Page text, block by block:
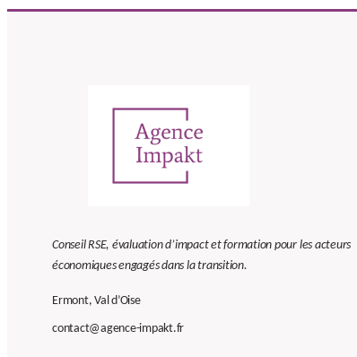
Conseil RSE, évaluation d’impact et formation pour les acteurs
économiques engagés dans la transition.
Ermont, Val d’Oise
contact@agence-impakt.fr